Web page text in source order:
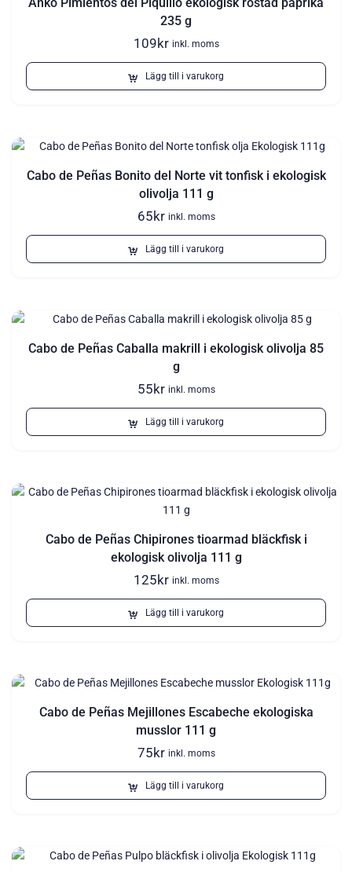
Anko Pimientos del Piquillo ekologisk rostad paprika
235 g
109kr inkl. moms
Lägg till i varukorg
Cabo de Peñas Bonito del Norte vit tonfisk i ekologisk
olivolja 111 g
65kr inkl. moms
Lägg till i varukorg
Cabo de Peñas Caballa makrill i ekologisk olivolja 85
g
55kr inkl. moms
Lägg till i varukorg
Cabo de Peñas Chipirones tioarmad bläckfisk i
ekologisk olivolja 111 g
125kr inkl. moms
Lägg till i varukorg
Cabo de Peñas Mejillones Escabeche ekologiska
musslor 111 g
75kr inkl. moms
Lägg till i varukorg